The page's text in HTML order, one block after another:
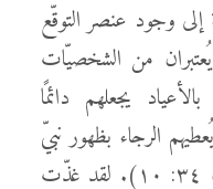
إلى وجود عنصر التوقّع
من الشخصيّات
يجعلهم دائمًا
الرجاء بظهور نبيّ
مثل موسى (تثنية ١٨: ١٥-٢٢؛ ٣٤: ١٠). لقد غذّت